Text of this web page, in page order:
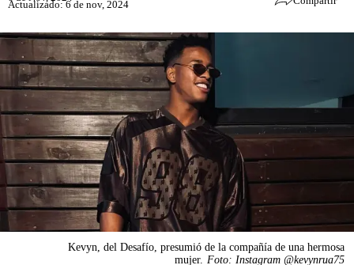
Actualizado: 6 de nov, 2024
Kevyn, del Desafío, presumió de la compañía de una hermosa
mujer. Foto: Instagram @kevynrua75